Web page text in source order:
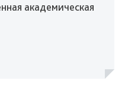
академическая